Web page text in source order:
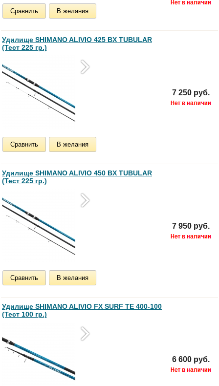
Сравнить В желания
Удилище SHIMANO ALIVIO 425 BX TUBULAR
(Тест 225 гр.)
Сравнить В желания
7 250 руб.
Удилище SHIMANO ALIVIO 450 BX TUBULAR
(Тест 225 гр.)
Сравнить В желания
7 950 руб.
Удилище SHIMANO ALIVIO FX SURF TE 400-100
(Тест 100 гр.)
6 600 руб.